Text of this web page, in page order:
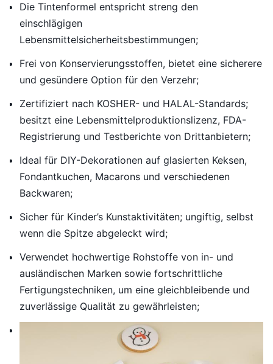
Die Tintenformel entspricht streng den
einschlägigen
Lebensmittelsicherheitsbestimmungen;
Frei von Konservierungsstoffen, bietet eine sicherere
und gesündere Option für den Verzehr;
Zertifiziert nach KOSHER- und HALAL-Standards;
besitzt eine Lebensmittelproduktionslizenz, FDA-
Registrierung und Testberichte von Drittanbietern;
Ideal für DIY-Dekorationen auf glasierten Keksen,
Fondantkuchen, Macarons und verschiedenen
Backwaren;
Sicher für Kinder’s Kunstaktivitäten; ungiftig, selbst
wenn die Spitze abgeleckt wird;
Verwendet hochwertige Rohstoffe von in- und
ausländischen Marken sowie fortschrittliche
Fertigungstechniken, um eine gleichbleibende und
zuverlässige Qualität zu gewährleisten;